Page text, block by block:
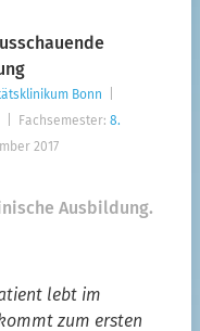
Sie Ihre
Prüfbeispielen,
Bonn
| Fachsemester: 8.
2017
Ausbildung.
lebt im
zum ersten